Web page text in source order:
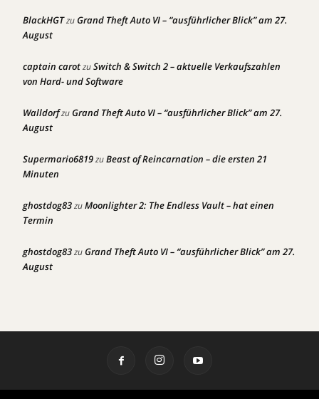
BlackHGTzuGrand Theft Auto VI – “ausführlicher Blick” am 27.
August
captain carotzuSwitch & Switch 2 – aktuelle Verkaufszahlen
von Hard- und Software
WalldorfzuGrand Theft Auto VI – “ausführlicher Blick” am 27.
August
Supermario6819zuBeast of Reincarnation – die ersten 21
Minuten
ghostdog83zuMoonlighter 2: The Endless Vault – hat einen
Termin
ghostdog83zuGrand Theft Auto VI – “ausführlicher Blick” am 27.
August